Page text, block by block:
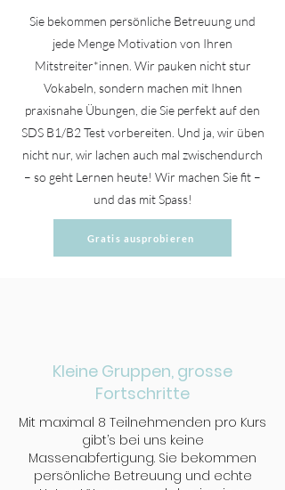
Sie bekommen persönliche Betreuung und
jede Menge Motivation von Ihren
Mitstreiter*innen. Wir pauken nicht stur
Vokabeln, sondern machen mit Ihnen
praxisnahe Übungen, die Sie perfekt auf den
SDS B1/B2 Test vorbereiten. Und ja, wir üben
nicht nur, wir lachen auch mal zwischendurch
– so geht Lernen heute! Wir machen Sie fit –
und das mit Spass!
Gratis ausprobieren
Kleine Gruppen, grosse
Fortschritte
Mit maximal 8 Teilnehmenden pro Kurs
gibt’s bei uns keine
Massenabfertigung. Sie bekommen
persönliche Betreuung und echte